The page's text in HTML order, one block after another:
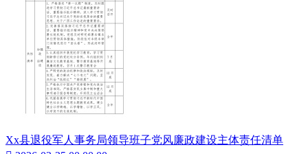
Xx县退役军人事务局领导班子党风廉政建设主体责任清单